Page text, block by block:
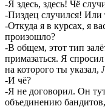
-Я здесь, здесь! Чё
-Пиздец случился! Или
-Откуда я в курсах, я
произошло?
-В общем, этот тип
примазаться. Я
на которого ты
-И чё?
-Я не договорил. Он
объединению